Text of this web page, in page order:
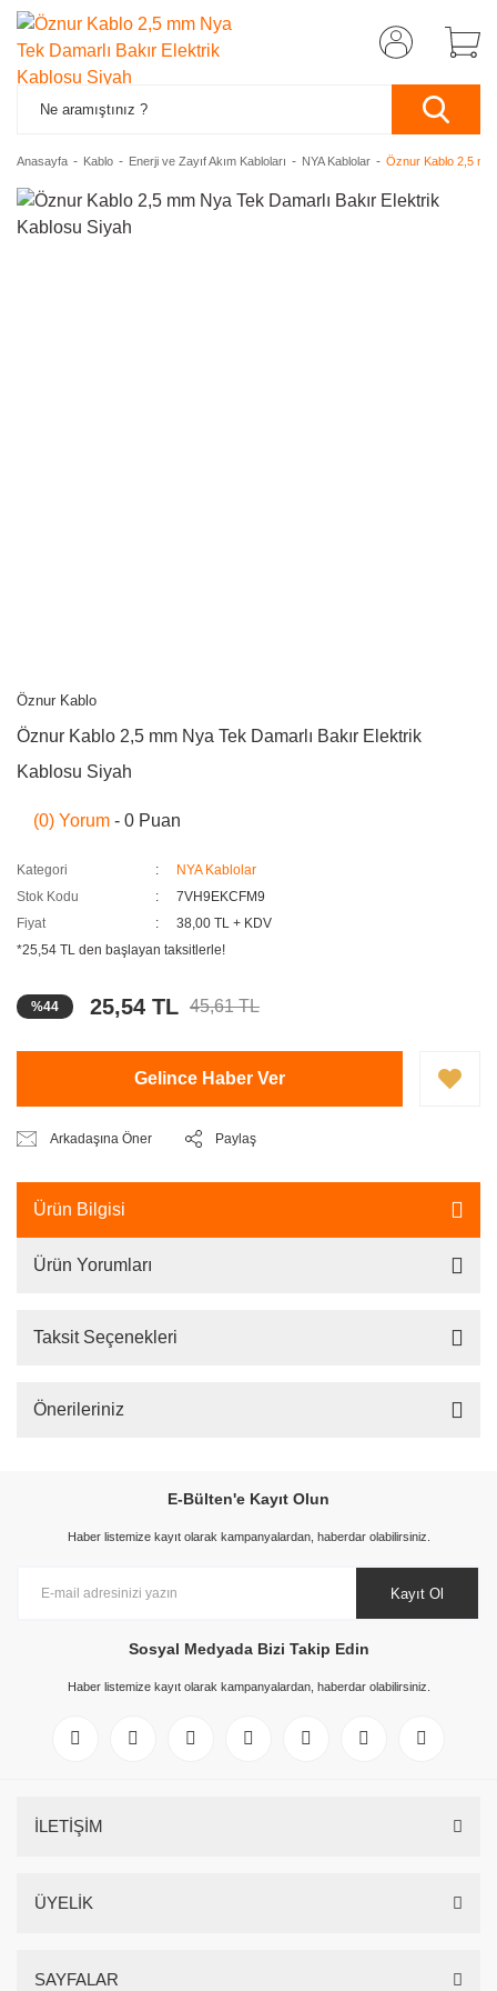
Anasayfa Kablo Enerji ve Zayıf Akım Kabloları NYA Kablolar Öznur Kablo 2,5
Öznur Kablo
Öznur Kablo 2,5 mm Nya Tek Damarlı Bakır Elektrik
Kablosu Siyah
(0) Yorum - 0 Puan
Kategori
NYA Kablolar
Stok Kodu
7VH9EKCFM9
Fiyat
38,00 TL + KDV
*25,54 TL den başlayan taksitlerle!
%44 25,54 TL 45,61 TL
Gelince Haber Ver
Arkadaşına Öner Paylaş
Ürün Bilgisi
Ürün Yorumları
Taksit Seçenekleri
Önerileriniz
E-Bülten'e Kayıt Olun
Haber listemize kayıt olarak kampanyalardan, haberdar olabilirsiniz.
Kayıt Ol
Sosyal Medyada Bizi Takip Edin
Haber listemize kayıt olarak kampanyalardan, haberdar olabilirsiniz.
İLETİŞİM
ÜYELİK
SAYFALAR